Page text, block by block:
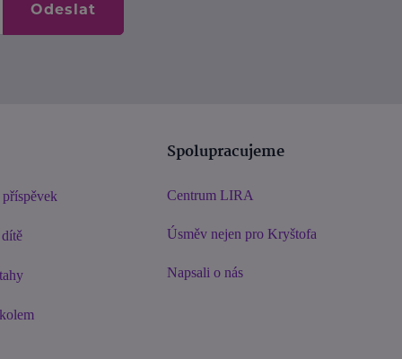
Odeslat
Spolupracujeme
Centrum LIRA
Úsměv nejen pro Kryštofa
Napsali o nás